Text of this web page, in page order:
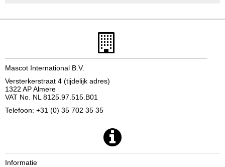
Mascot International B.V.
Versterkerstraat 4 (tijdelijk adres)
1322 AP Almere
VAT No. NL 8125.97.515.B01
Telefoon: +31 (0) 35 702 35 35
Informatie